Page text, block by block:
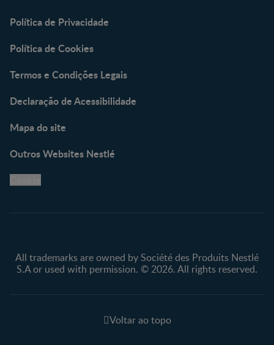
Política de Privacidade
Política de Cookies
Termos e Condições Legais
Declaração de Acessibilidade
Mapa do site
Outros Websites Nestlé
All trademarks are owned by Société des Produits Nestlé
S.A or used with permission. © 2026. All rights reserved.
Voltar ao topo